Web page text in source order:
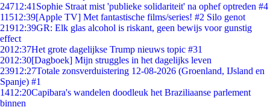
24712:41 Sophie Straat mist 'publieke solidariteit' na ophef optreden #4
11512:39[Apple TV] Met fantastische films/series! #2 Silo genot
21912:39GR: Elk glas alcohol is riskant, geen bewijs voor gunstig
effect
2012:37Het grote dagelijkse Trump nieuws topic #31
2012:30[Dagboek] Mijn struggles in het dagelijks leven
23912:27Totale zonsverduistering 12-08-2026 (Groenland, IJsland en
Spanje) #1
1412:20Capibara's wandelen doodleuk het Braziliaanse parlement
binnen